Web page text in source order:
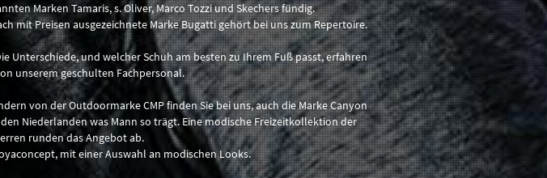
Marken Tamaris, s. Oliver, Marco Tozzi und Skechers fündig.
mit Preisen ausgezeichnete Marke Bugatti gehört bei uns zum Repertoire.
Unterschiede, und welcher Schuh am besten zu Ihrem Fuß passt, erfahren
unserem geschulten Fachpersonal.
von der Outdoormarke CMP finden Sie bei uns, auch die Marke Canyon
Niederlanden was Mann so trägt. Eine modische Freizeitkollektion der
runden das Angebot ab.
mit einer Auswahl an modischen Looks.